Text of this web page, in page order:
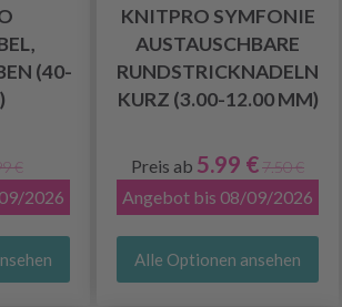
(40-
€
2026
KNITPRO SYMFONIE
AUSTAUSCHBARE
RUNDSTRICKNADELN
KURZ (3.00-12.00 MM)
Preis ab 5.99 €7.50 €
Angebot bis 08/09/2026
Alle Optionen ansehen